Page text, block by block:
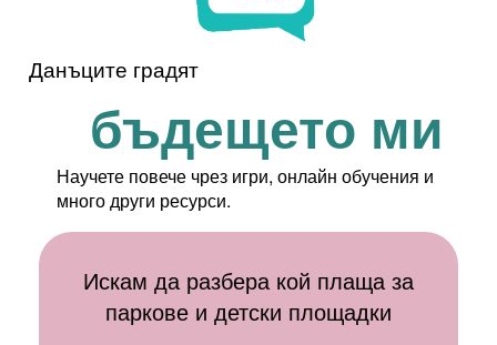
Данъците градят
бъдещето ми
Научете повече чрез игри, онлайн обучения и
много други ресурси.
Искам да разбера кой плаща за
паркове и детски площадки